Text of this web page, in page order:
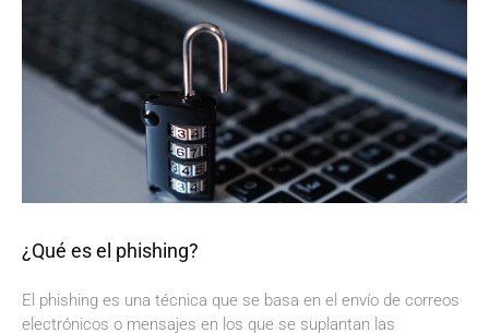
¿Qué es el phishing?
El phishing es una técnica que se basa en el envío de correos
electrónicos o mensajes en los que se suplantan las